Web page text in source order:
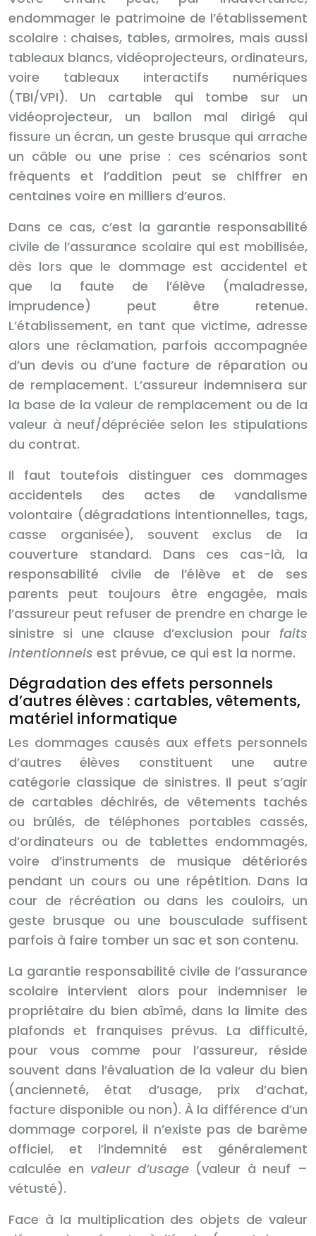
endommager le patrimoine de l’établissement
scolaire : chaises, tables, armoires, mais aussi
tableaux blancs, vidéoprojecteurs, ordinateurs,
voire tableaux interactifs numériques
(TBI/VPI). Un cartable qui tombe sur un
vidéoprojecteur, un ballon mal dirigé qui
fissure un écran, un geste brusque qui arrache
un câble ou une prise : ces scénarios sont
fréquents et l’addition peut se chiffrer en
centaines voire en milliers d’euros.
Dans ce cas, c’est la garantie responsabilité
civile de l’assurance scolaire qui est mobilisée,
dès lors que le dommage est accidentel et
que la faute de l’élève (maladresse,
imprudence) peut être retenue.
L’établissement, en tant que victime, adresse
alors une réclamation, parfois accompagnée
d’un devis ou d’une facture de réparation ou
de remplacement. L’assureur indemnisera sur
la base de la valeur de remplacement ou de la
valeur à neuf/dépréciée selon les stipulations
du contrat.
Il faut toutefois distinguer ces dommages
accidentels des actes de vandalisme
volontaire (dégradations intentionnelles, tags,
casse organisée), souvent exclus de la
couverture standard. Dans ces cas-là, la
responsabilité civile de l’élève et de ses
parents peut toujours être engagée, mais
l’assureur peut refuser de prendre en charge le
sinistre si une clause d’exclusion pour faits
intentionnels est prévue, ce qui est la norme.
Dégradation des effets personnels
d’autres élèves : cartables, vêtements,
matériel informatique
Les dommages causés aux effets personnels
d’autres élèves constituent une autre
catégorie classique de sinistres. Il peut s’agir
de cartables déchirés, de vêtements tachés
ou brûlés, de téléphones portables cassés,
d’ordinateurs ou de tablettes endommagés,
voire d’instruments de musique détériorés
pendant un cours ou une répétition. Dans la
cour de récréation ou dans les couloirs, un
geste brusque ou une bousculade suffisent
parfois à faire tomber un sac et son contenu.
La garantie responsabilité civile de l’assurance
scolaire intervient alors pour indemniser le
propriétaire du bien abîmé, dans la limite des
plafonds et franquises prévus. La difficulté,
pour vous comme pour l’assureur, réside
souvent dans l’évaluation de la valeur du bien
(ancienneté, état d’usage, prix d’achat,
facture disponible ou non). À la différence d’un
dommage corporel, il n’existe pas de barème
officiel, et l’indemnité est généralement
calculée en valeur d’usage(valeur à neuf –
vétusté).
Face à la multiplication des objets de valeur